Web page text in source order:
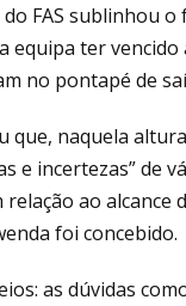
FAS sublinhou o
equipa ter vencido
no pontapé de
que, naquela
e incertezas” de
relação ao alcance
foi concebido.
as dúvidas